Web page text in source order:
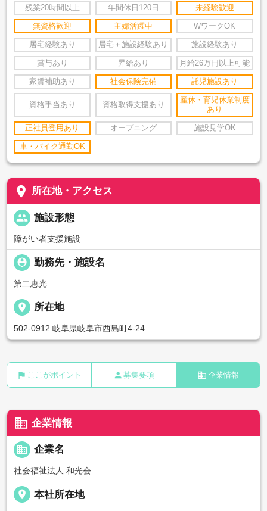
残業20時間以上 年間休日120日 未経験歓迎
無資格歓迎 主婦活躍中 WワークOK
居宅経験あり 居宅＋施設経験あり 施設経験あり
賞与あり 昇給あり 月給26万円以上可能
家賃補助あり 社会保険完備 託児施設あり
資格手当あり 資格取得支援あり
産休・育児休業制度
あり
正社員登用あり オープニング 施設見学OK
車・バイク通勤OK
place 所在地・アクセス
people 施設形態
障がい者支援施設
person_pin 勤務先・施設名
第二恵光
place 所在地
502-0912 岐阜県岐阜市西島町4-24
flag ここがポイント person 募集要項 business 企業情報
business 企業情報
business 企業名
社会福祉法人 和光会
place 本社所在地